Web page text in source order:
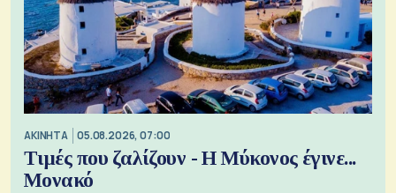
ΑΚΙΝΗΤΑ 05.08.2026, 07:00
Τιμές που ζαλίζουν - Η Μύκονος έγινε...
Μονακό